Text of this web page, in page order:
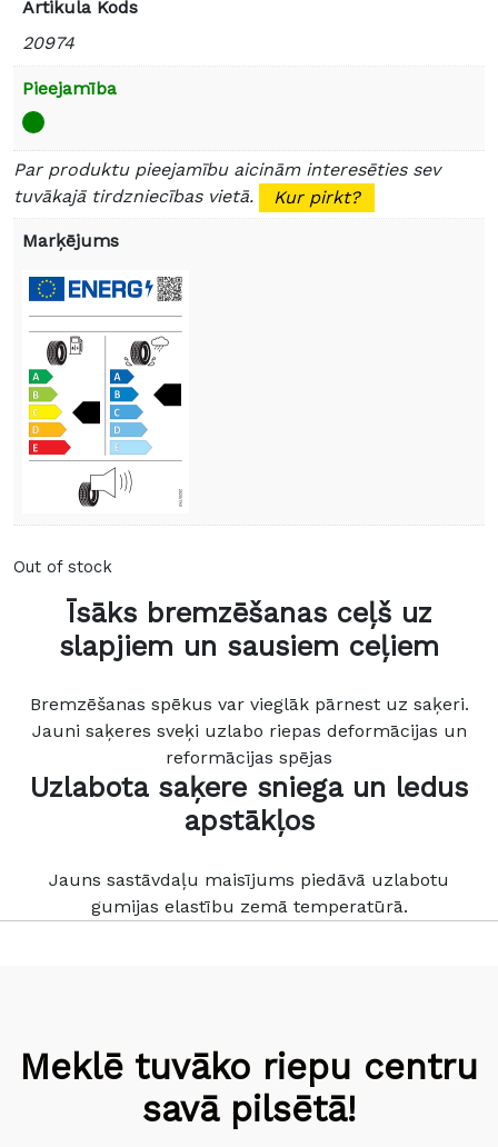
Artikula Kods
20974
Pieejamība
Par produktu pieejamību aicinām interesēties sev
tuvākajā tirdzniecības vietā.
Kur pirkt?
Marķējums
Out of stock
Īsāks bremzēšanas ceļš uz
slapjiem un sausiem ceļiem
Bremzēšanas spēkus var vieglāk pārnest uz saķeri.
Jauni saķeres sveķi uzlabo riepas deformācijas un
reformācijas spējas
Uzlabota saķere sniega un ledus
apstākļos
Jauns sastāvdaļu maisījums piedāvā uzlabotu
gumijas elastību zemā temperatūrā.
Meklē tuvāko riepu centru
savā pilsētā!